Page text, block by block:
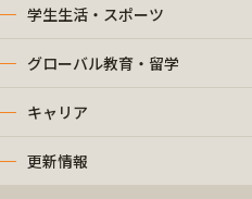
学生生活・スポーツ
グローバル教育・留学
キャリア
更新情報